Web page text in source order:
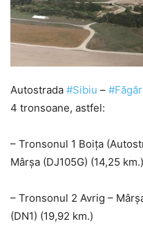
Autostrada #Sibiu –
4 tronsoane, astfel:
– Tronsonul 1 Boița
Mârșa (DJ105G) (14,25 km.)
– Tronsonul 2 Avrig –
(DN1) (19,92 km.)